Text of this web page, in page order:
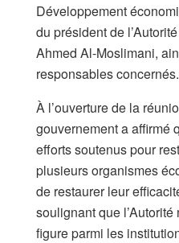
Développement
du président de
Ahmed Al-Moslimani,
responsables concernés.
À l’ouverture de la
gouvernement a affirmé
efforts soutenus pour
plusieurs organismes
de restaurer leur
soulignant que
figure parmi les